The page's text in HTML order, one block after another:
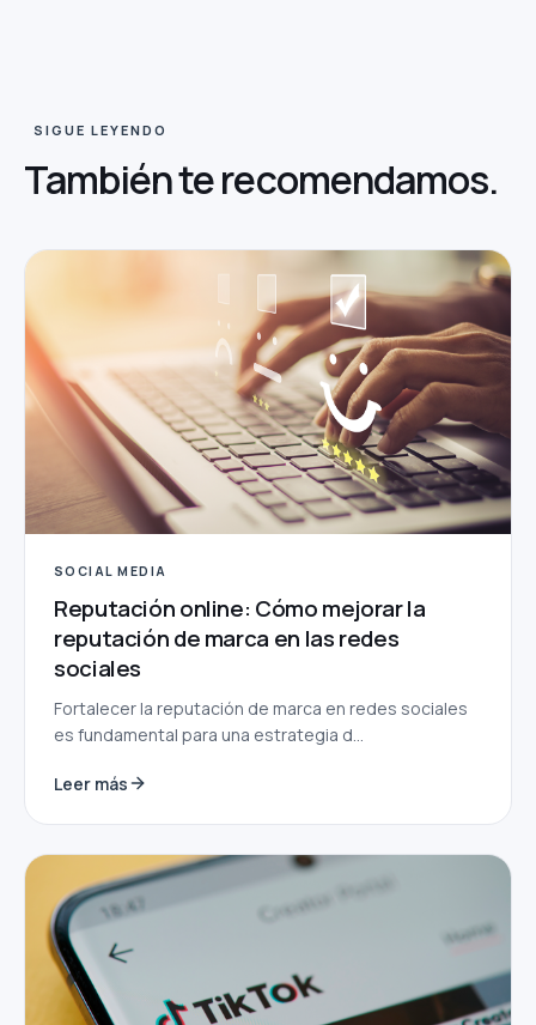
SIGUE LEYENDO
También terecomendamos.
SOCIAL MEDIA
Reputación online: Cómo mejorar la
reputación de marca en las redes
sociales
Fortalecer la reputación de marca en redes sociales
es fundamental para una estrategia d...
Leer más